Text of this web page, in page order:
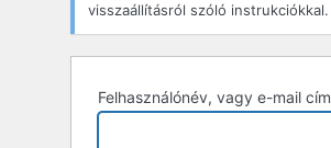
visszaállításról szóló instrukciókkal.
Felhasználónév, vagy e-mail cím